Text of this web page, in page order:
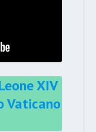
XIV
Vaticano